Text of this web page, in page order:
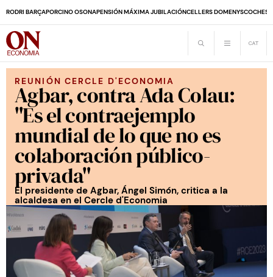
RODRI BARÇAPORCINO OSONAPENSIÓN MÁXIMA JUBILACIÓNCELLERS DOMENYSCOCHES
REUNIÓN CERCLE D'ECONOMIA
Agbar, contra Ada Colau:
"Es el contraejemplo
mundial de lo que no es
colaboración público-
privada"
El presidente de Agbar, Ángel Simón, critica a la
alcaldesa en el Cercle d'Economia